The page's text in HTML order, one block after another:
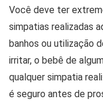
Você deve ter
simpatias realizadas
banhos ou utilização
irritar, o bebê de
qualquer simpatia
é seguro antes de